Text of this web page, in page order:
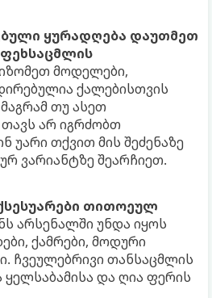
ყურადღება დაუთმეთ
ფეხსაცმლის
მოდელები,
ქალებისთვის
თუ ასეთ
არ იგრძობთ
თქვით მის შეძენაზე
ვარიანტზე შეარჩიეთ.
თითოეულ
არსენალში უნდა იყოს
ქამრები, მოდური
ჩვეულებრივი თანსაცმლის
ყელსაბამისა და ღია ფერის